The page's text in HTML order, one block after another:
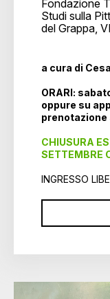
Fondazione
Studi sulla
del Grappa,
a cura di
ORARI:
oppure su
prenotazione
CHIUSURA
SETTEMBRE
INGRESSO